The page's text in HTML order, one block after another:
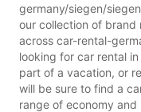
germany/siegen/
our collection of brand
across car-rental-
looking for car rental
part of a vacation, or
will be sure to find a
range of economy and